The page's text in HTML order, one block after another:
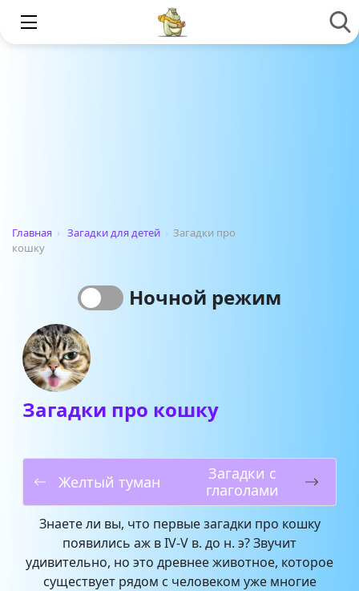
Главная › Загадки для детей › Загадки про
кошку
Ночной режим
Загадки про кошку
Желтый туман
Загадки с
глаголами
Знаете ли вы, что первые загадки про кошку
появились аж в IV-V в. до н. э? Звучит
удивительно, но это древнее животное, которое
существует рядом с человеком уже многие